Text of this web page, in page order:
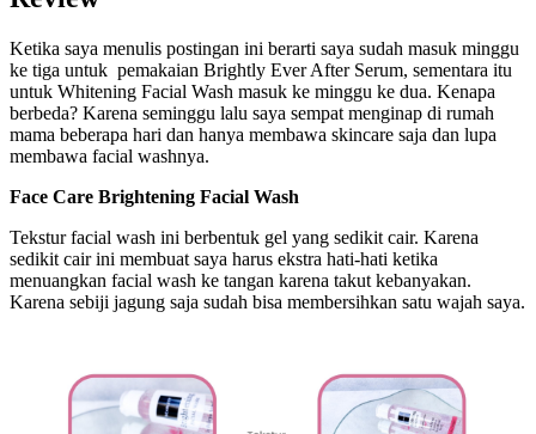
Ketika saya menulis postingan ini berarti saya sudah masuk minggu
ke tiga untuk pemakaian Brightly Ever After Serum, sementara itu
untuk Whitening Facial Wash masuk ke minggu ke dua. Kenapa
berbeda? Karena seminggu lalu saya sempat menginap di rumah
mama beberapa hari dan hanya membawa skincare saja dan lupa
membawa facial washnya.
Face Care Brightening Facial Wash
Tekstur facial wash ini berbentuk gel yang sedikit cair. Karena
sedikit cair ini membuat saya harus ekstra hati-hati ketika
menuangkan facial wash ke tangan karena takut kebanyakan.
Karena sebiji jagung saja sudah bisa membersihkan satu wajah saya.